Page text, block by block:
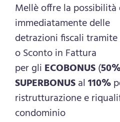
Mellè offre la
immediatamente delle
detrazioni fiscali
o Sconto in Fattura
per gli ECOBONUS(
SUPERBONUSal110%
ristrutturazione e
condominio